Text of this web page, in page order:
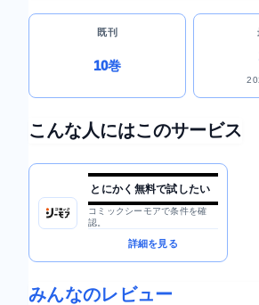
既刊
10巻
こんな人にはこのサービス
とにかく無料で試したい
コミックシーモアで条件を確
認。
詳細を見る
みんなのレビュー